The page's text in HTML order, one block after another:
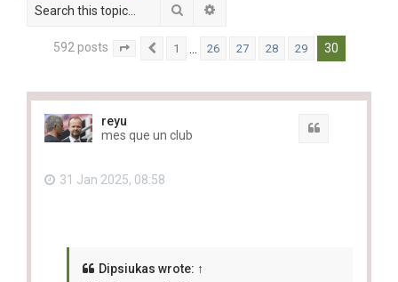
Search
592 posts Page of30
Previous
1 26 27 28 29 30
reyu
mes que un club
31 Jan 2025, 08:58
Dipsiukas wrote: ↑